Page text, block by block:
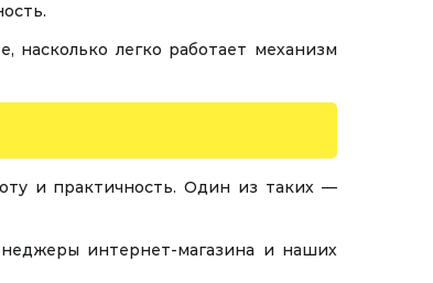
насколько легко работает механизм
и практичность. Один из таких —
интернет-магазина и наших